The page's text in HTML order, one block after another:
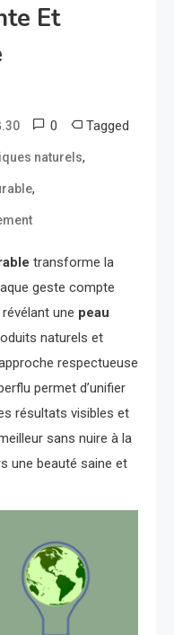
Et
0 Tagged
naturels,
,
transforme la
geste compte
une peau
naturels et
respectueuse
permet d’unifier
résultats visibles et
sans nuire à la
une beauté saine et